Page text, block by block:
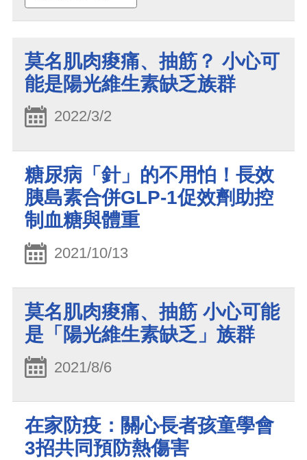
莫名肌肉痠痛、抽筋？ 小心可
能是陽光維生素缺乏族群
2022/3/2
糖尿病「針」的不用怕！長效
胰島素合併GLP-1促效劑助控
制血糖與體重
2021/10/13
莫名肌肉痠痛、抽筋 小心可能
是「陽光維生素缺乏」族群
2021/8/6
在家防疫：關心長者孩童學會
3招共同預防熱傷害